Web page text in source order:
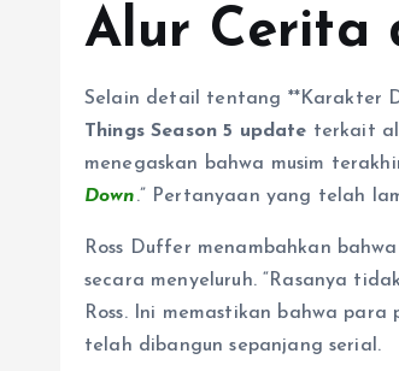
Alur Cerita
Selain detail tentang **Karakter
Things Season 5 update terkait
menegaskan bahwa musim
Down.” Pertanyaan yang telah
Ross Duffer menambahkan
secara menyeluruh. “Rasanya
Ross. Ini memastikan bahwa
telah dibangun sepanjang serial.